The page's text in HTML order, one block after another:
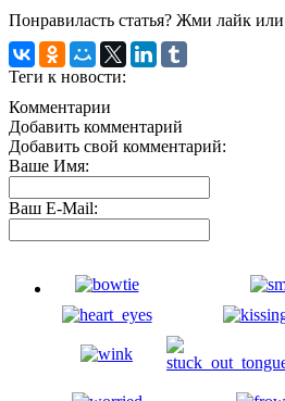
Понравиласть статья? Жми лайк
Теги к новости:
Комментарии
Добавить комментарий
Добавить свой комментарий:
Ваше Имя:
Ваш E-Mail: